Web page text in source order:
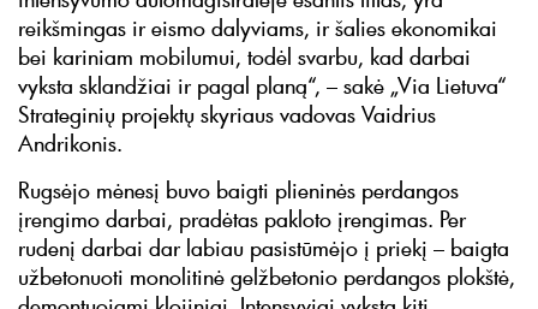
reikšmingas ir eismo dalyviams, ir šalies ekonomikai
bei kariniam mobilumui, todėl svarbu, kad darbai
vyksta sklandžiai ir pagal planą“, – sakė „Via Lietuva“
Strateginių projektų skyriaus vadovas Vaidrius
Andrikonis.
Rugsėjo mėnesį buvo baigti plieninės perdangos
įrengimo darbai, pradėtas pakloto įrengimas. Per
rudenį darbai dar labiau pasistūmėjo į priekį – baigta
užbetonuoti monolitinė gelžbetonio perdangos plokštė,